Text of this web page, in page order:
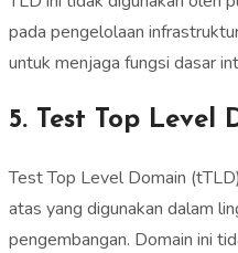
pada pengelolaan
untuk menjaga fungsi dasar
5. Test Top Level
Test Top Level Domain
atas yang digunakan dalam
pengembangan. Domain ini